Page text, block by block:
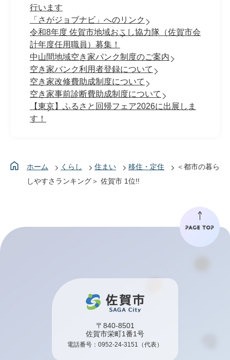
行います
「さがジョブナビ」へのリンク
令和8年度 佐賀市地域おこし協力隊（佐賀市会
計年度任用職員）募集！
中山間地域空き家バンク制度のご案内
空き家バンク利用者登録について
空き家改修費助成制度について
空き家事前診断費助成制度について
【東京】ふるさと回帰フェア2026に出展しま
す！
ホーム くらし 住まい 移住・定住
＜都市の暮ら
しやすさランキング＞ 佐賀市 1位!!
〒840-8501
佐賀市栄町1番1号
電話番号： 0952-24-3151 （代表）